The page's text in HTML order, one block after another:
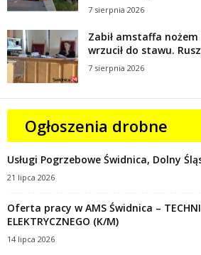
7 sierpnia 2026
Zabił amstaffa
wrzucił do stawu.
7 sierpnia 2026
Ogłoszenia drobne
Usługi Pogrzebowe Świdnica, Dolny
21 lipca 2026
Oferta pracy w AMS Świdnica –
ELEKTRYCZNEGO (K/M)
14 lipca 2026